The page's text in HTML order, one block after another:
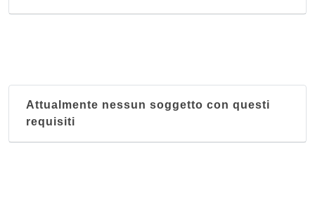
Attualmente nessun soggetto con questi
requisiti